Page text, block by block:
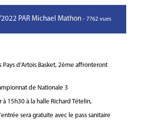
2022 PAR Michael Mathon - 7762 vues
Pays d’Artois Basket, 2ème affronteront
de Nationale 3
15h30 à la halle Richard Tételin,
sera gratuite avec le pass sanitaire